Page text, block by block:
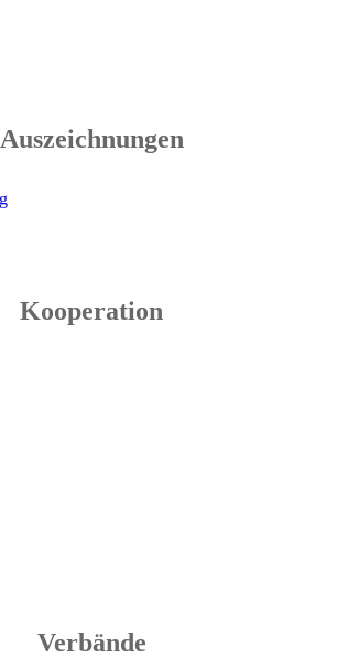
Auszeichnungen
Kooperation
Verbände